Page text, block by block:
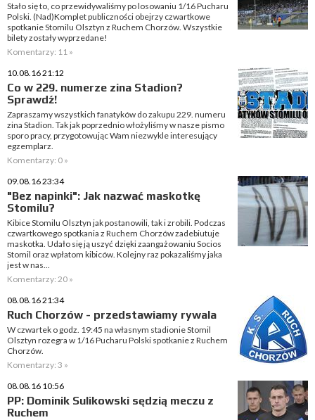
Stało się to, co przewidywaliśmy po losowaniu 1/16 Pucharu
Polski. (Nad)Komplet publiczności obejrzy czwartkowe
spotkanie Stomilu Olsztyn z Ruchem Chorzów. Wszystkie
bilety zostały wyprzedane!
Komentarzy: 11 »
10.08.16 21:12
Co w 229. numerze zina Stadion?
Sprawdź!
Zapraszamy wszystkich fanatyków do zakupu 229. numeru
zina Stadion. Tak jak poprzednio włożyliśmy w nasze pismo
sporo pracy, przygotowując Wam niezwykle interesujący
egzemplarz.
Komentarzy: 0 »
09.08.16 23:34
"Bez napinki": Jak nazwać maskotkę
Stomilu?
Kibice Stomilu Olsztyn jak postanowili, tak i zrobili. Podczas
czwartkowego spotkania z Ruchem Chorzów zadebiutuje
maskotka. Udało się ją uszyć dzięki zaangażowaniu Socios
Stomil oraz wpłatom kibiców. Kolejny raz pokazaliśmy jaka
jest w nas...
Komentarzy: 20 »
08.08.16 21:34
Ruch Chorzów - przedstawiamy rywala
W czwartek o godz. 19:45 na własnym stadionie Stomil
Olsztyn rozegra w 1/16 Pucharu Polski spotkanie z Ruchem
Chorzów.
Komentarzy: 3 »
08.08.16 10:56
PP: Dominik Sulikowski sędzią meczu z
Ruchem